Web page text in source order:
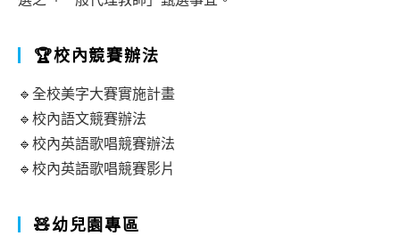
🏆校內競賽辦法
🔹全校美字大賽實施計畫
🔹校內語文競賽辦法
🔹校內英語歌唱競賽辦法
🔹校內英語歌唱競賽影片
🧸幼兒園專區